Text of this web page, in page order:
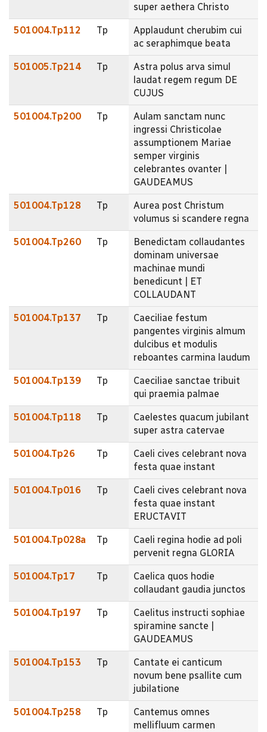
super aethera Christo
501004.Tp112 Tp
Applaudunt cherubim cui
ac seraphimque beata
501005.Tp214 Tp
Astra polus arva simul
laudat regem regum DE
CUJUS
501004.Tp200 Tp
Aulam sanctam nunc
ingressi Christicolae
assumptionem Mariae
semper virginis
celebrantes ovanter |
GAUDEAMUS
501004.Tp128 Tp
Aurea post Christum
volumus si scandere regna
501004.Tp260 Tp
Benedictam collaudantes
dominam universae
machinae mundi
benedicunt | ET
COLLAUDANT
501004.Tp137 Tp
Caeciliae festum
pangentes virginis almum
dulcibus et modulis
reboantes carmina laudum
501004.Tp139 Tp
Caeciliae sanctae tribuit
qui praemia palmae
501004.Tp118 Tp
Caelestes quacum jubilant
super astra catervae
501004.Tp26 Tp
Caeli cives celebrant nova
festa quae instant
501004.Tp016 Tp
Caeli cives celebrant nova
festa quae instant
ERUCTAVIT
501004.Tp028a Tp
Caeli regina hodie ad poli
pervenit regna GLORIA
501004.Tp17 Tp
Caelica quos hodie
collaudant gaudia junctos
501004.Tp197 Tp
Caelitus instructi sophiae
spiramine sancte |
GAUDEAMUS
501004.Tp153 Tp
Cantate ei canticum
novum bene psallite cum
jubilatione
501004.Tp258 Tp
Cantemus omnes
mellifluum carmen